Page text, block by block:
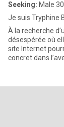
Seeking: Male
Je suis Tryphine
À la recherche
désespérée où elle n’a
site Internet
concret dans